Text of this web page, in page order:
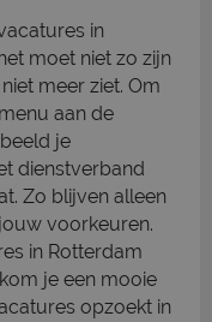
in
moet niet zo zijn
meer ziet. Om
aan de
je
dienstverband
Zo blijven alleen
voorkeuren.
in Rotterdam
je een mooie
opzoekt in